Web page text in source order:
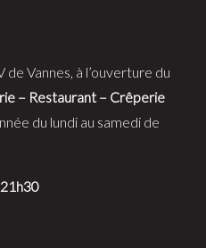
Vannes, à l’ouverture du
– Restaurant – Crêperie
du lundi au samedi de